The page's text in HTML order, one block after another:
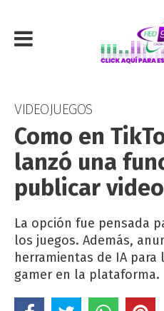
VIDEOJUEGOS
Como en
lanzó una
publicar
La opción fue pensada
los juegos. Además,
herramientas de IA
gamer en la plataforma.